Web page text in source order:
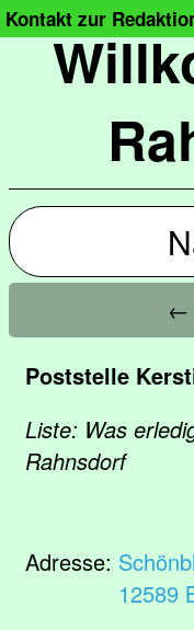
Kontakt zur
←
Poststelle
Liste: Was
Rahnsdorf
Adresse:
12589